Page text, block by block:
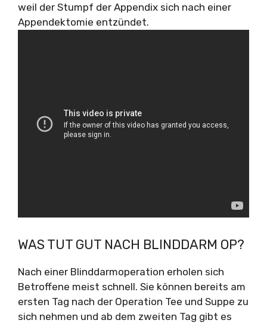
weil der Stumpf der Appendix sich nach einer
Appendektomie entzündet.
WAS TUT GUT NACH BLINDDARM OP?
Nach einer Blinddarmoperation erholen sich
Betroffene meist schnell. Sie können bereits am
ersten Tag nach der Operation Tee und Suppe zu
sich nehmen und ab dem zweiten Tag gibt es